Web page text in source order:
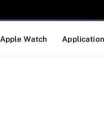
Apple Watch